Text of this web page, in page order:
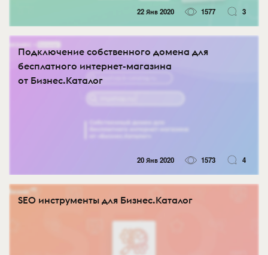
22 Янв 2020 1577 3
Подключение собственного домена для
бесплатного интернет-магазина
от Бизнес.Каталог
20 Янв 2020 1573 4
SEO инструменты для Бизнес.Каталог